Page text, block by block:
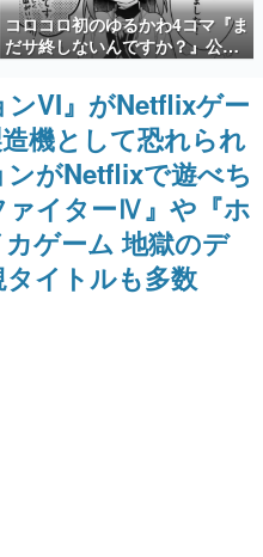
ム市場を担う若きクリエイター達
ツと情熱を探っていきます。
ち
けた作家さんに取材し、ゲームが
カルチャーに与えた影響を探る企
ム産業史
における主要なトピック・タイト
者へのインタビューや識者による
史が一望できる決定版！
コロコロ初のゆるかわ4コマ『ま
だサ終しないんですか？』公開
スタート。主人公は新入社員の
侘石ダイヤ、ゲーム会社を舞台
にトラブルへ対応する社員たち
を描く
ンVI』がNetflixゲー
機として恐れられ
がNetflixで遊べち
ァイターⅣ』や『ホ
ゲーム 地獄のデ
イトルも多数